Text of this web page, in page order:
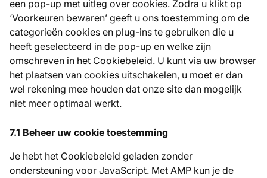
een pop-up met uitleg over cookies. Zodra u klikt op
‘Voorkeuren bewaren’ geeft u ons toestemming om de
categorieën cookies en plug-ins te gebruiken die u
heeft geselecteerd in de pop-up en welke zijn
omschreven in het Cookiebeleid. U kunt via uw browser
het plaatsen van cookies uitschakelen, u moet er dan
wel rekening mee houden dat onze site dan mogelijk
niet meer optimaal werkt.
7.1 Beheer uw cookie toestemming
Je hebt het Cookiebeleid geladen zonder
ondersteuning voor JavaScript. Met AMP kun je de